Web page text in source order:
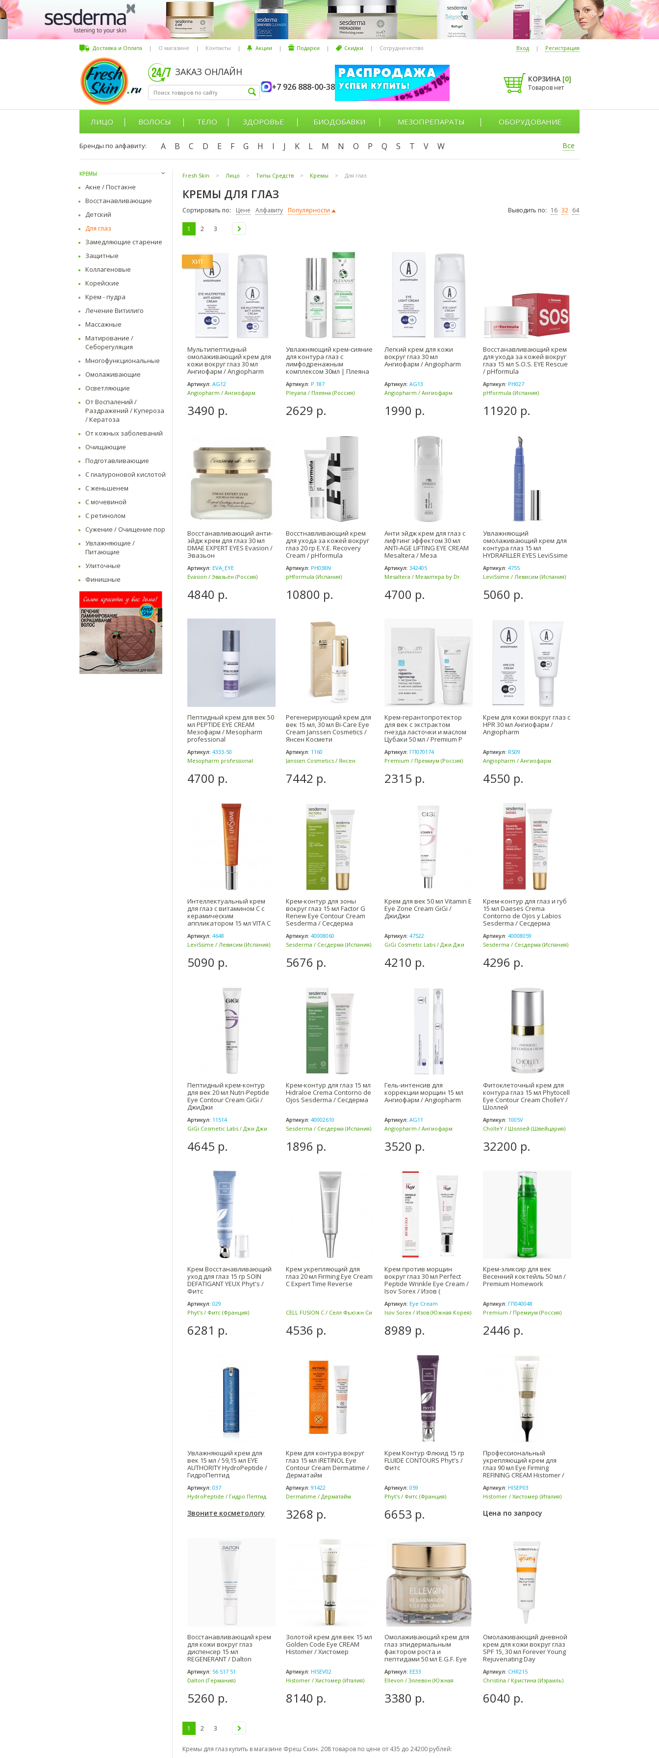
Доставка и Оплата | О магазине | Контакты | Акции | Подарки | Скидки | Сотрудничество Вход | Регистрация
ЗАКАЗ ОНЛАЙН
+7 926 888-00-38
КОРЗИНА [0]
Товаров нет
ЛИЦО ВОЛОСЫ ТЕЛО ЗДОРОВЬЕ БИОДОБАВКИ МЕЗОПРЕПАРАТЫ ОБОРУДОВАНИЕ
Бренды по алфавиту: A B C D E F G H I J K L M N O P Q S T V W Все
КРЕМЫ
Акне / Постакне
Восстанавливающие
Детский
Для глаз
Замедляющие старение
Защитные
Коллагеновые
Корейские
Крем - пудра
Лечение Витилиго
Массажные
Матирование /
Себорегуляция
Многофункциональные
Омолаживающие
Осветляющие
От Воспалений /
Раздражений / Купероза
/ Кератоза
От кожных заболеваний
Очищающие
Подготавливающие
С гиалуроновой кислотой
С женьшенем
С мочевиной
С ретинолом
Сужение / Очищение пор
Увлажняющие /
Питающие
Улиточные
Финишные
Fresh Skin > Лицо > Типы Средств > Кремы > Для глаз
КРЕМЫ ДЛЯ ГЛАЗ
Сортировать по: Цене Алфавиту Популярности Выводить по: 16 32 64
1 2 3
ХИТ
Мультипептидный
омолаживающий крем для
кожи вокруг глаз 30 мл
Ангиофарм / Angiopharm
Артикул: AG12
Angiopharm / Ангиофарм
3490 р.
Увлажняющий крем-сияние
для контура глаз с
лимфодренажным
комплексом 30мл | Плеяна
Артикул: P.187
Pleyana / Плеяна (Россия)
2629 р.
Легкий крем для кожи
вокруг глаз 30 мл
Ангиофарм / Angiopharm
Артикул: AG13
Angiopharm / Ангиофарм
1990 р.
Восстанавливающий крем
для ухода за кожей вокруг
глаз 15 мл S.O.S. EYE Rescue
/ pHformula
Артикул: PH027
pHformula (Испания)
11920 р.
Восстанавливающий анти-
эйдж крем для глаз 30 мл
DMAE EXPERT EYES Evasion /
Эвазьон
Артикул: EVA_EYE
Evasion / Эвазьён (Россия)
4840 р.
Восстнавливающий крем
для ухода за кожей вокруг
глаз 20 гр E.Y.E. Recovery
Cream / pHformula
Артикул: PH038N
pHformula (Испания)
10800 р.
Анти эйдж крем для глаз с
лифтинг эффектом 30 мл
ANTI-AGE LIFTING EYE CREAM
Mesaltera / Меза
Артикул: 342405
Mesaltera / Мезалтера by Dr.
4700 р.
Увлажняющий
омолаживающий крем для
контура глаз 15 мл
HYDRAFILLER EYES LeviSsime
Артикул: 4755
LeviSsime / Левисим (Испания)
5060 р.
Пептидный крем для век 50
мл PEPTIDE EYE CREAM
Мезофарм / Mesopharm
professional
Артикул: 4333-50
Mesopharm professional
4700 р.
Регенерирующий крем для
век 15 мл, 30 мл Bi-Care Eye
Cream Janssen Cosmetics /
Янсен Космети
Артикул: 1160
Janssen Cosmetics / Янсен
7442 р.
Крем-герантопротектор
для век с экстрактом
гнезда ласточки и маслом
Цубаки 50 мл / Premium P
Артикул: ГП070174
Premium / Премиум (Россия)
2315 р.
Крем для кожи вокруг глаз с
HPR 30 мл Ангиофарм /
Angiopharm
Артикул: RS09
Angiopharm / Ангиофарм
4550 р.
Интеллектуальный крем
для глаз с витамином С с
керамическим
аппликатором 15 мл VITA C
Артикул: 4648
LeviSsime / Левисим (Испания)
5090 р.
Крем-контур для зоны
вокруг глаз 15 мл Factor G
Renew Eye Contour Cream
Sesderma / Сесдерма
Артикул: 40008060
Sesderma / Сесдерма (Испания)
5676 р.
Крем для век 50 мл Vitamin E
Eye Zone Cream GiGi /
ДжиДжи
Артикул: 47522
GiGi Cosmetic Labs / Джи Джи
4210 р.
Крем-контур для глаз и губ
15 мл Daeses Crema
Contorno de Ojos y Labios
Sesderma / Сесдерма
Артикул: 40008059
Sesderma / Сесдерма (Испания)
4296 р.
Пептидный крем-контур
для век 20 мл Nutri-Peptide
Eye Contour Cream GiGi /
ДжиДжи
Артикул: 11514
GiGi Cosmetic Labs / Джи Джи
4645 р.
Крем-контур для глаз 15 мл
Hidraloe Crema Contorno de
Ojos Sesderma / Сесдерма
Артикул: 40002610
Sesderma / Сесдерма (Испания)
1896 р.
Гель-интенсив для
коррекции морщин 15 мл
Ангиофарм / Angiopharm
Артикул: AG11
Angiopharm / Ангиофарм
3520 р.
Фитоклеточный крем для
контура глаз 15 мл Phytocell
Eye Contour Cream CholleY /
Шоллей
Артикул: 1005V
CholleY / Шоллей (Швейцария)
32200 р.
Крем Восстанавливающий
уход для глаз 15 гр SOIN
DEFATIGANT YEUX Phyt's /
Фитс
Артикул: 029
Phyt's / Фитс (Франция)
6281 р.
Крем укрепляющий для
глаз 20 мл Firming Eye Cream
C Expert Time Reverse
CELL FUSION C / Селл Фьюжн Си
4536 р.
Крем против морщин
вокруг глаз 30 мл Perfect
Peptide Wrinkle Eye Cream /
Isov Sorex / Изов (
Артикул: Eye Cream
Isov Sorex / Изов (Южная Корея)
8989 р.
Крем-эликсир для век
Весенний коктейль 50 мл /
Premium Homework
Артикул: ГП040048
Premium / Премиум (Россия)
2446 р.
Увлажняющий крем для
век 15 мл / 59,15 мл EYE
AUTHORITY HydroPeptide /
ГидроПептид
Артикул: 037
HydroPeptide / Гидро Пептид
Звоните косметологу
Крем для контура вокруг
глаз 15 мл iRETINOL Eye
Contour Cream Dermatime /
Дерматайм
Артикул: 91422
Dermatime / Дерматайм
3268 р.
Крем Контур Флюид 15 гр
FLUIDE CONTOURS Phyt's /
Фитс
Артикул: 059
Phyt's / Фитс (Франция)
6653 р.
Профессиональный
укрепляющий крем для
глаз 90 мл Eye Firming
REFINING CREAM Histomer /
Артикул: HISEP03
Histomer / Хистомер (Италия)
Цена по запросу
Восстанавливающий крем
для кожи вокруг глаз
диспенсер 15 мл
REGENERANT / Dalton
Артикул: 56 517 51
Dalton (Германия)
5260 р.
Золотой крем для век 15 мл
Golden Code Eye CREAM
Histomer / Хистомер
Артикул: HISEV02
Histomer / Хистомер (Италия)
8140 р.
Омолаживающий крем для
глаз эпидермальным
фактором роста и
пептидами 50 мл E.G.F. Eye
Артикул: ЕЕ33
Ellevon / Эллевон (Южная
3380 р.
Омолаживающий дневной
крем для кожи вокруг глаз
SPF 15, 30 мл Forever Young
Rejuvenating Day
Артикул: CHR215
Christina / Кристина (Израиль)
6040 р.
1 2 3
Кремы для глаз купить в магазине Фреш Скин. 208 товаров по цене от 435 до 24200 рублей: